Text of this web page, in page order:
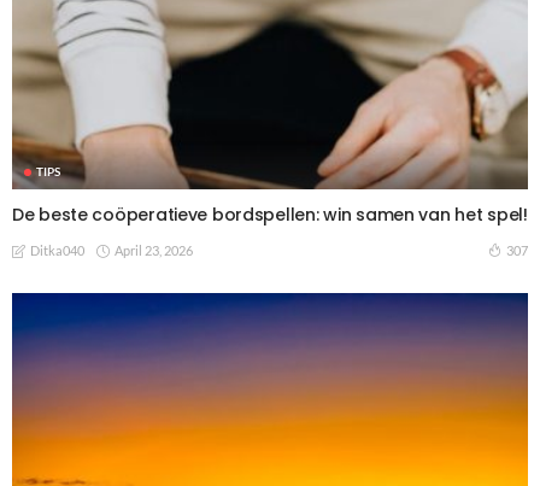
TIPS
De beste coöperatieve bordspellen: win samen van het spel!
Ditka040 April 23, 2026 307